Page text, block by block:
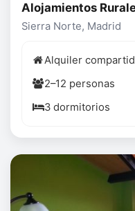
Alojamientos
Sierra Norte, Madrid
Alquiler
2–12 personas
3 dormitorios